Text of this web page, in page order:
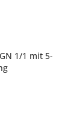
1/1 mit 5-